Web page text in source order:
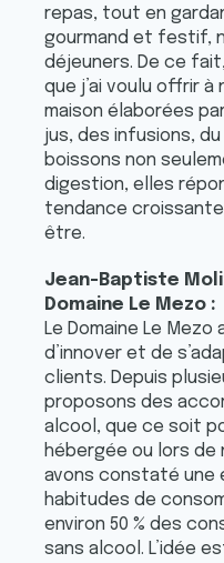
repas, tout en
gourmand et festif,
déjeuners. De ce
que j’ai voulu offrir
maison élaborées
jus, des infusions, du
boissons non
digestion, elles
tendance
être.
Jean-Baptiste
Domaine Le Mezo :
Le Domaine Le
d’innover et de
clients. Depuis
proposons des
alcool, que ce soit
hébergée ou lors de
avons constaté une
habitudes de
environ 50 % des
sans alcool. L’idée